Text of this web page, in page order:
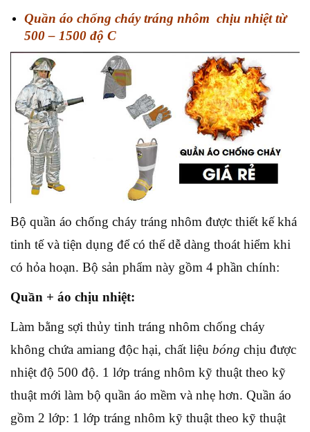
Quần áo chống cháy tráng nhôm chịu nhiệt từ
500 – 1500 độ C
Bộ quần áo chống cháy tráng nhôm được thiết kế khá
tinh tế và tiện dụng để có thể dễ dàng thoát hiểm khi
có hỏa hoạn. Bộ sản phẩm này gồm 4 phần chính:
Quần + áo chịu nhiệt:
Làm bằng sợi thủy tinh tráng nhôm chống cháy
không chứa amiang độc hại, chất liệu bóng chịu được
nhiệt độ 500 độ. 1 lớp tráng nhôm kỹ thuật theo kỹ
thuật mới làm bộ quần áo mềm và nhẹ hơn. Quần áo
gồm 2 lớp: 1 lớp tráng nhôm kỹ thuật theo kỹ thuật